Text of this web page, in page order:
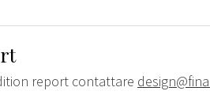
report contattare